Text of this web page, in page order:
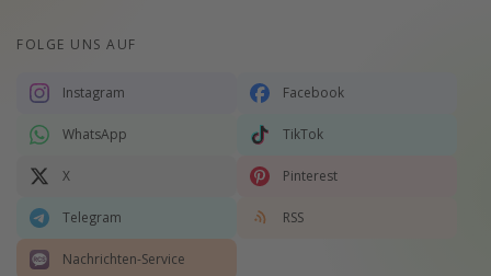
FOLGE UNS AUF
Instagram Facebook
WhatsApp TikTok
X Pinterest
Telegram RSS
Nachrichten-Service